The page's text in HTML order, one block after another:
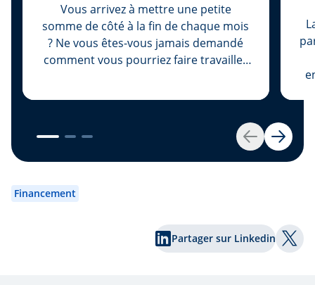
Retour
Vous arrivez à mettre une petite
somme de côté à la fin de chaque mois
? Ne vous êtes-vous jamais demandé
comment vous pourriez faire travailler
Nous avons la solution pour vous :
investissez votre argent. Et pour ce
faire, commencez par ouvrir votre
Financement
Partager sur Linkedin